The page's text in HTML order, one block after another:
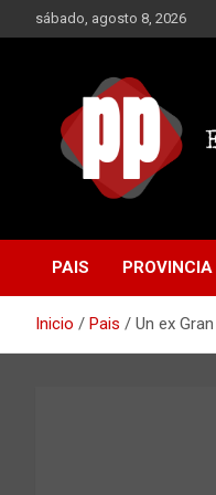
al
sábado, agosto 8, 2026
El
PAIS PROVINCIA
Inicio Pais Un ex